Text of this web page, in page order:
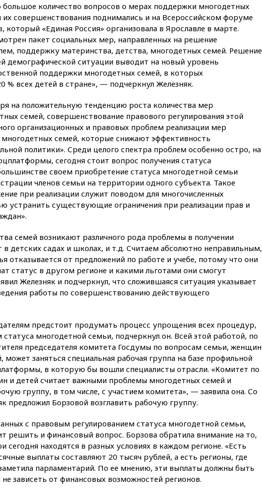
05:10
«Одиссея» Нолана
собрала в мировом прокате
свыше $1 млрд
02:22 Собянин сообщил о
высоких темпах строительства
недвижимости в Москве
01:20 Россиянин в среднем
00:25В Красноярском крае
идут поиски семьи, пропавшей
во время сплава
вчера, 23:30Жителя Нижнего
Тагила арестовали за реакции
вчера, 22:50 Российский
режиссер Кирилл Соколов
торговым судам в Черном
море
вчера, 21:43 Экс-
председатель Верховного
суда Венгрии согласился стать
президентом республики
гражданства
вчера, 20:12 Минобороны
Болгарии: упавший в стране
беспилотник, скорее всего,
был украинским
Иран в атаке на судно
нефтяной компании ADNOC в
вчера, 18:56
газа в европейских подземных
хранилищах достиг
антирекорда
вчера, 18:25 ТАСС: Уиткофф и
Кушнер могут вскоре посетить
количество вопросов о мерах поддержки многодетных
совершенствования поднимались и на Всероссийском форуме
который «Единая Россия» организовала в Ярославле в марте.
пакет социальных мер, направленных на решение
поддержку материнства, детства, многодетных семей. Решение
демографической ситуации выводит на новый уровень
поддержки многодетных семей, в которых
% всех детей в стране», — подчеркнул Железняк.
на положительную тенденцию роста количества мер
семей, совершенствование правового регулирования этой
организационных и правовых проблем реализации мер
семей, которые снижают эффективность
политики». Среди целого спектра проблем особенно остро, на
сегодня стоит вопрос получения статуса
своем приобретение статуса многодетной семьи
членов семьи на территории одного субъекта. Такое
при реализации служит поводом для многочисленных
устранить существующие ограничения при реализации прав и
семей возникают различного рода проблемы в получении
в детских садах и школах, и т.д. Считаем абсолютно неправильным,
отказывается от предложений по работе и учебе, потому что они
статус в другом регионе и какими льготами они смогут
Железняк и подчеркнул, что сложившаяся ситуация указывает
работы по совершенствованию действующего
предстоит продумать процесс упрощения всех процедур,
статуса многодетной семьи, подчеркнул он. Всей этой работой, по
председателя комитета Госдумы по вопросам семьи, женщин
может заняться специальная рабочая группа на базе профильной
в которую бы вошли специалисты отрасли. «Комитет по
и детей считает важными проблемы многодетных семей и
группу, в том числе, с участием комитета», — заявила она. Со
предложил Борзовой возглавить рабочую группу.
с правовым регулированием статуса многодетной семьи,
решить и финансовый вопрос. Борзова обратила внимание на то,
сегодня находятся в разных условиях в каждом регионе. «Есть
выплаты составляют 20 тысяч рублей, а есть регионы, где
парламентарий. По ее мнению, эти выплаты должны быть
зависеть от финансовых возможностей регионов.